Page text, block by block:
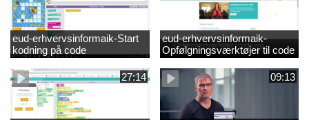
eud-erhvervsinformaik-Start
kodning på code
eud-erhvervsinformaik-
Opfølgningsværktøjer til code
27:14 09:13